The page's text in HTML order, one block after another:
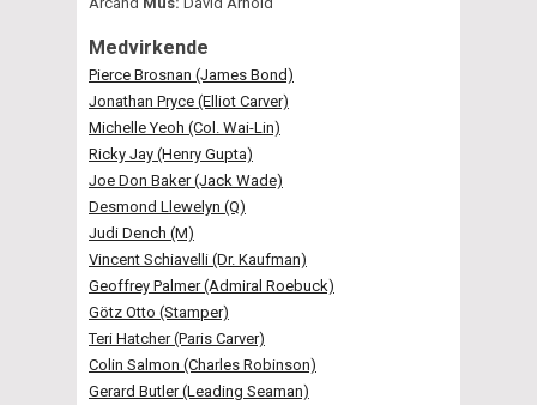
Medvirkende
Pierce Brosnan (James Bond)
Jonathan Pryce (Elliot Carver)
Michelle Yeoh (Col. Wai-Lin)
Ricky Jay (Henry Gupta)
Joe Don Baker (Jack Wade)
Desmond Llewelyn (Q)
Judi Dench (M)
Vincent Schiavelli (Dr. Kaufman)
Geoffrey Palmer (Admiral Roebuck)
Götz Otto (Stamper)
Teri Hatcher (Paris Carver)
Colin Salmon (Charles Robinson)
Gerard Butler (Leading Seaman)